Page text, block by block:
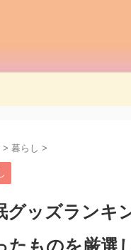
> 暮らし >
グッズランキ
たものを厳選